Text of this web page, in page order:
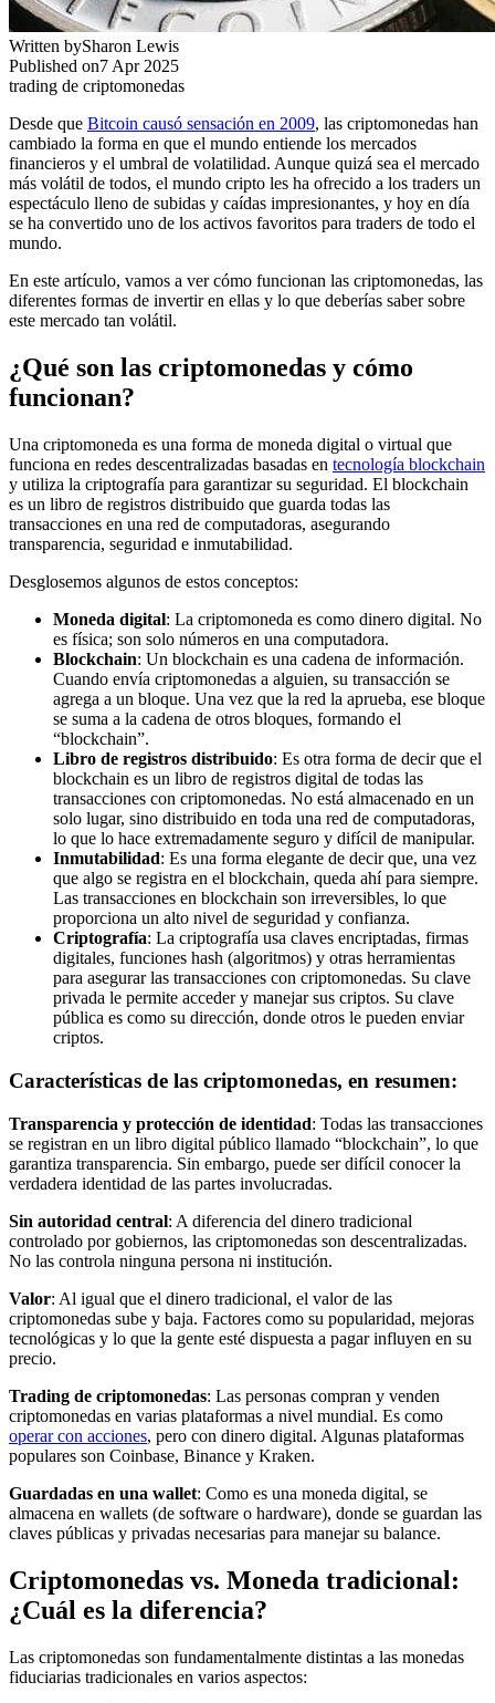
Written bySharon Lewis
Published on7 Apr 2025
trading de criptomonedas
Desde que Bitcoin causó sensación en 2009, las criptomonedas han
cambiado la forma en que el mundo entiende los mercados
financieros y el umbral de volatilidad. Aunque quizá sea el mercado
más volátil de todos, el mundo cripto les ha ofrecido a los traders un
espectáculo lleno de subidas y caídas impresionantes, y hoy en día
se ha convertido uno de los activos favoritos para traders de todo el
mundo.
En este artículo, vamos a ver cómo funcionan las criptomonedas, las
diferentes formas de invertir en ellas y lo que deberías saber sobre
este mercado tan volátil.
¿Qué son las criptomonedas y cómo
funcionan?
Una criptomoneda es una forma de moneda digital o virtual que
funciona en redes descentralizadas basadas en tecnología blockchain
y utiliza la criptografía para garantizar su seguridad. El blockchain
es un libro de registros distribuido que guarda todas las
transacciones en una red de computadoras, asegurando
transparencia, seguridad e inmutabilidad.
Desglosemos algunos de estos conceptos:
Moneda digital: La criptomoneda es como dinero digital. No
es física; son solo números en una computadora.
Blockchain: Un blockchain es una cadena de información.
Cuando envía criptomonedas a alguien, su transacción se
agrega a un bloque. Una vez que la red la aprueba, ese bloque
se suma a la cadena de otros bloques, formando el
“blockchain”.
Libro de registros distribuido: Es otra forma de decir que el
blockchain es un libro de registros digital de todas las
transacciones con criptomonedas. No está almacenado en un
solo lugar, sino distribuido en toda una red de computadoras,
lo que lo hace extremadamente seguro y difícil de manipular.
Inmutabilidad: Es una forma elegante de decir que, una vez
que algo se registra en el blockchain, queda ahí para siempre.
Las transacciones en blockchain son irreversibles, lo que
proporciona un alto nivel de seguridad y confianza.
Criptografía: La criptografía usa claves encriptadas, firmas
digitales, funciones hash (algoritmos) y otras herramientas
para asegurar las transacciones con criptomonedas. Su clave
privada le permite acceder y manejar sus criptos. Su clave
pública es como su dirección, donde otros le pueden enviar
criptos.
Características de las criptomonedas, en resumen:
Transparencia y protección de identidad: Todas las transacciones
se registran en un libro digital público llamado “blockchain”, lo que
garantiza transparencia. Sin embargo, puede ser difícil conocer la
verdadera identidad de las partes involucradas.
Sin autoridad central: A diferencia del dinero tradicional
controlado por gobiernos, las criptomonedas son descentralizadas.
No las controla ninguna persona ni institución.
Valor: Al igual que el dinero tradicional, el valor de las
criptomonedas sube y baja. Factores como su popularidad, mejoras
tecnológicas y lo que la gente esté dispuesta a pagar influyen en su
precio.
Trading de criptomonedas: Las personas compran y venden
criptomonedas en varias plataformas a nivel mundial. Es como
operar con acciones, pero con dinero digital. Algunas plataformas
populares son Coinbase, Binance y Kraken.
Guardadas en una wallet: Como es una moneda digital, se
almacena en wallets (de software o hardware), donde se guardan las
claves públicas y privadas necesarias para manejar su balance.
Criptomonedas vs. Moneda tradicional:
¿Cuál es la diferencia?
Las criptomonedas son fundamentalmente distintas a las monedas
fiduciarias tradicionales en varios aspectos: